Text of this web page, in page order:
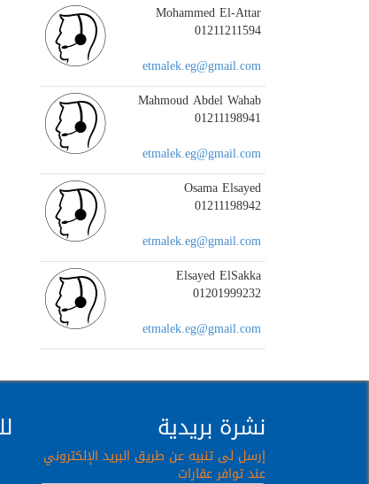
Mohammed El-Attar
01211211594
etmalek.eg@gmail.com
Mahmoud Abdel Wahab
01211198941
etmalek.eg@gmail.com
Osama Elsayed
01211198942
etmalek.eg@gmail.com
Elsayed ElSakka
01201999232
etmalek.eg@gmail.com
نشرة بريدية
إرسل لى تنبيه عن طريق البريد الإلكتروني
عند توافر عقارات